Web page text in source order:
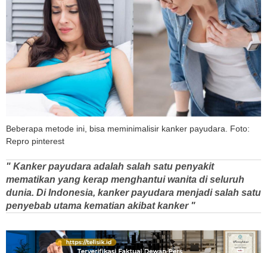
Beberapa metode ini, bisa meminimalisir kanker payudara. Foto:
Repro pinterest
" Kanker payudara adalah salah satu penyakit
mematikan yang kerap menghantui wanita di seluruh
dunia. Di Indonesia, kanker payudara menjadi salah satu
penyebab utama kematian akibat kanker "